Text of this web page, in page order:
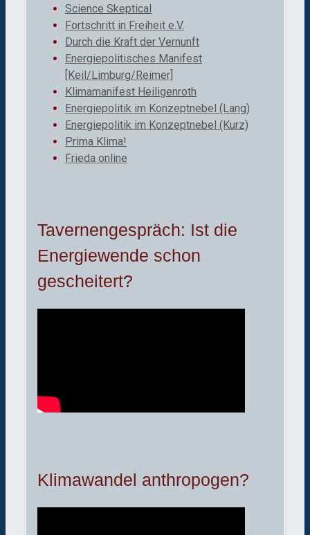
Science Skeptical
Fortschritt in Freiheit e.V.
Durch die Kraft der Vernunft
Energiepolitisches Manifest
[Keil/Limburg/Reimer]
Klimamanifest Heiligenroth
Energiepolitik im Konzeptnebel (Lang)
Energiepolitik im Konzeptnebel (Kurz)
Prima Klima!
Frieda online
Tavernengespräch: Ist die
Energiewende schon
gescheitert?
Klimawandel anthropogen?